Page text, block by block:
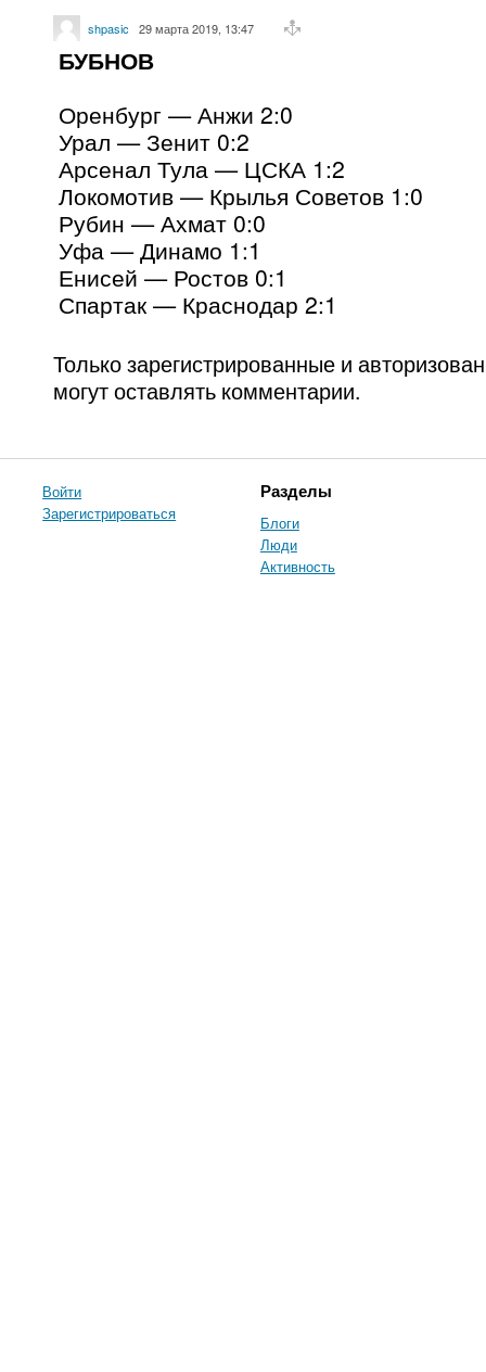
shpasic 29 марта 2019, 13:47
БУБНОВ
Оренбург — Анжи 2:0
Урал — Зенит 0:2
Арсенал Тула — ЦСКА 1:2
Локомотив — Крылья Советов 1:0
Рубин — Ахмат 0:0
Уфа — Динамо 1:1
Енисей — Ростов 0:1
Спартак — Краснодар 2:1
Только зарегистрированные и
могут оставлять комментарии.
Войти
Зарегистрироваться
Разделы
Блоги
Люди
Активность